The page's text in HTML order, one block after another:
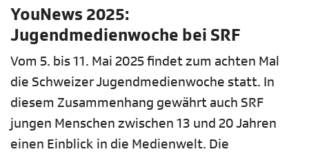
YouNews 2025:
Jugendmedienwoche bei SRF
Vom 5. bis 11. Mai 2025 findet zum achten Mal
die Schweizer Jugendmedienwoche statt. In
diesem Zusammenhang gewährt auch SRF
jungen Menschen zwischen 13 und 20 Jahren
einen Einblick in die Medienwelt. Die